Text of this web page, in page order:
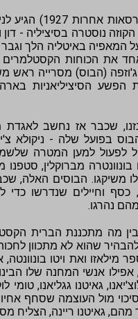
בשנת 1925
נוסטרה בסיציליה -
על המאפיה באיטליה הלך
את הכוחות
(הבוס) מסרייה ראש
הפשע הסיציליאניות
שכבר אז נחשב
בפועל שלה - ניקולא
לפעול למען המטרה
בונוונטרה מברוקלין,
משיקגו. הבוסים האלה,
כסף וחיילים שנדרשו
נהרגו.
מה מתכננת הברית
להבהיר שהוא לא מתכוון
את גספר מילאזו ואת ויטו
אנשי המחנה שלו
גאיטנו גגליאנו,
מול העוצמה שסחף
גאיטנו ריינה, הצליח